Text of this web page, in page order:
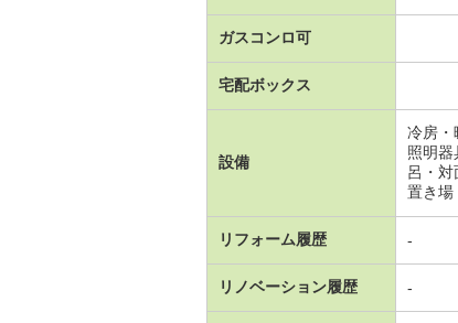
ガスコンロ可
宅配ボックス
設備
冷房・
照明
呂・
置き場
リフォーム履歴 -
リノベーション履歴 -